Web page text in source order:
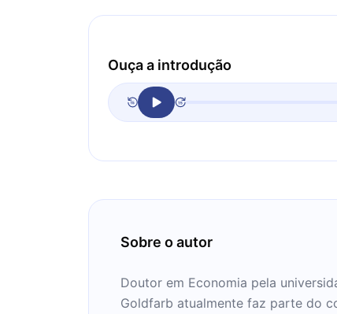
Ouça a introdução
Sobre o autor
Doutor em Economia pela
Goldfarb atualmente faz parte do